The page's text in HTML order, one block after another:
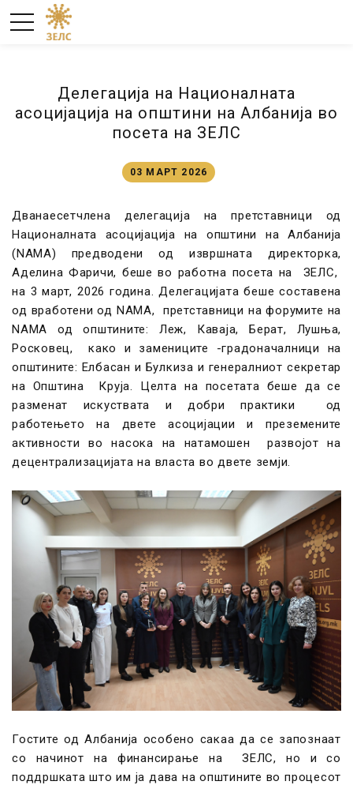
Делегација на Националната
асоцијација на општини на Албанија во
посета на ЗЕЛС
03 МАРТ 2026
Дванаесетчлена делегација на претставници од
Националната асоцијација на општини на Албанија
(NAMA) предводени од извршната директорка,
Аделина Фаричи, беше во работна посета на ЗЕЛС,
на 3 март, 2026 година. Делегацијата беше составена
од вработени од NAMA, претставници на форумите на
NAMA од општините: Леж, Каваја, Берат, Лушња,
Рoсковец, како и замениците -градоначалници на
општините: Елбасан и Булкиза и генералниот секретар
на Општина Круја. Целта на посетата беше да се
разменат искуствата и добри практики од
работењето на двете асоцијации и преземените
активности во насока на натамошен развојот на
децентрализацијата на власта во двете земји.
Гостите од Албанија особено сакаа да се запознаат
со начинот на финансирање на ЗЕЛС, но и со
поддршката што им ја дава на општините во процесот